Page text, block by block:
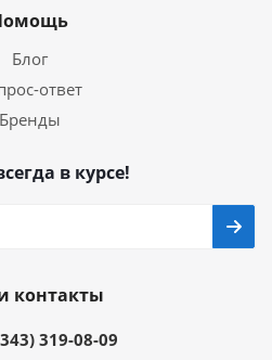
Блог
ответ
Бренды
в курсе!
контакты
319-08-09